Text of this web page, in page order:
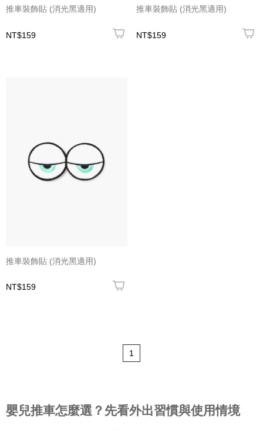
推車裝飾貼 (消光黑適用)
NT$159
推車裝飾貼 (消光黑適用)
NT$159
推車裝飾貼 (消光黑適用)
NT$159
1
嬰兒推車怎麼選？先看外出習慣與使用情境